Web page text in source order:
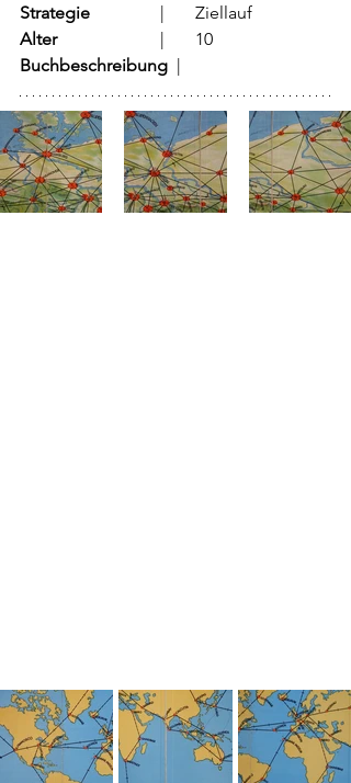
Strategie
Alter
			  |	10
Buchbeschreibung